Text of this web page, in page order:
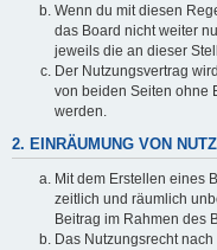
Wenn du mit diesen
das Board nicht weiter
jeweils die an dieser
Der Nutzungsvertrag
von beiden Seiten ohne
werden.
2. EINRÄUMUNG VON
Mit dem Erstellen eines
zeitlich und räumlich
Beitrag im Rahmen des
Das Nutzungsrecht